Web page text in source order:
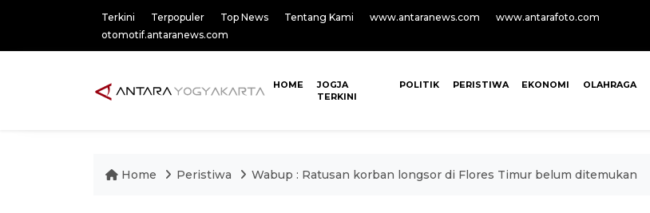
Terkini Terpopuler Top News Tentang Kami www.antaranews.com
www.antarafoto.com
otomotif.antaranews.com
HOME
JOGJA
TERKINI
POLITIK PERISTIWA EKONOMI OLAHRAGA
Home Peristiwa Wabup : Ratusan korban longsor di Flores Timur belum ditemukan